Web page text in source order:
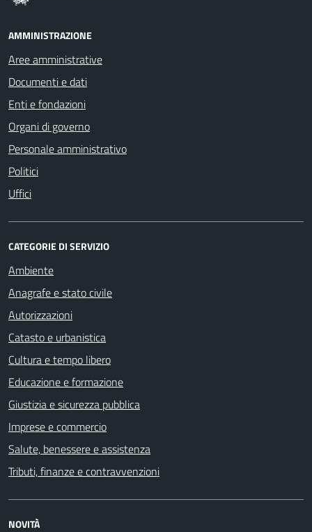
AMMINISTRAZIONE
Aree amministrative
Documenti e dati
Enti e fondazioni
Organi di governo
Personale amministrativo
Politici
Uffici
CATEGORIE DI SERVIZIO
Ambiente
Anagrafe e stato civile
Autorizzazioni
Catasto e urbanistica
Cultura e tempo libero
Educazione e formazione
Giustizia e sicurezza pubblica
Imprese e commercio
Salute, benessere e assistenza
Tributi, finanze e contravvenzioni
NOVITÀ